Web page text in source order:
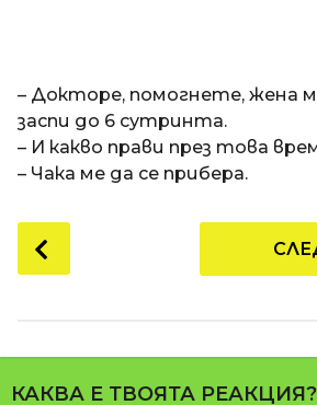
– Докторе, помогнете, жена
заспи до 6 сутринта.
– И какво прави през това
– Чака ме да се прибера.
o
P
a
КАКВА Е ТВОЯТА РЕАКЦИЯ?